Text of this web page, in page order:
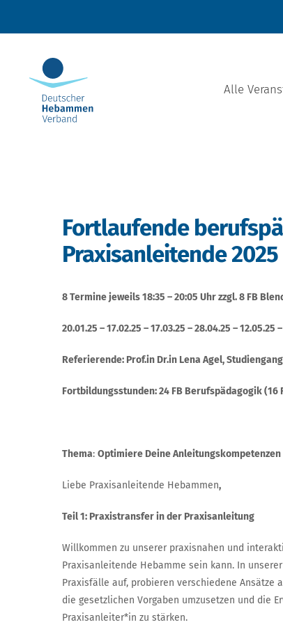
Alle
Fortlaufende
Praxisanleitende 2025
8 Termine jeweils 18:35 – 20:05 Uhr zzgl. 8 FB
20.01.25 – 17.02.25 – 17.03.25 – 28.04.25 – 12.05.25
Referierende: Prof.in Dr.in Lena Agel,
Fortbildungsstunden: 24 FB Berufspädagogik (16
Thema: Optimiere Deine Anleitungskompetenzen
Liebe Praxisanleitende Hebammen,
Teil 1: Praxistransfer in der Praxisanleitung
Willkommen zu unserer praxisnahen und
Praxisanleitende Hebamme sein kann. In
Praxisfälle auf, probieren verschiedene Ansätze
die gesetzlichen Vorgaben umzusetzen und die
Praxisanleiter*in zu stärken.